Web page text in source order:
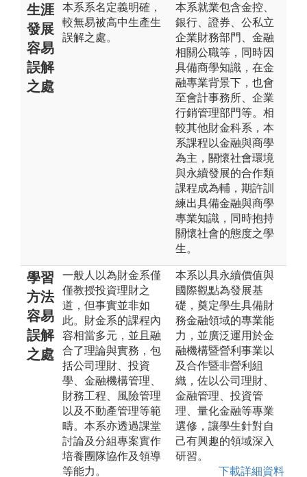
生涯
發展
容易
誤解
之處
本系系名定義明確，
較無易被高中生產生
誤解之處。
本系就業包含金控、
銀行、證券、公私立
企業財務部門、金融
相關公職等，同時因
具備商學知識，在金
融專業背景下，也會
至會計事務所、企業
行銷管理部門等。相
較其他財金科系，本
系課程以金融與商學
為主，關懷社會環境
與永續發展的合作類
課程成為輔，期許訓
練出具備金融與商學
專業知識，同時抱持
關懷社會的態度之學
生。
學習
方法
容易
誤解
之處
一般人以為財金系僅
僅教授投資理財之
道，但事實並非如
此。財金系的課程內
容相當多元，並且融
合了理論與實務，包
括公司理財、投資
學、金融機構管理、
財務工程、風險管理
以及不動產管理等範
疇。本系亦透過課堂
討論及分組專案實作
培養團隊協作及領導
等能力。
本系以具永續價值與
國際觀點為發展基
礎，奠定學生具備財
務金融領域的專業能
力，並廣泛運用於金
融機構暨營利事業以
及合作暨非營利組
織，佐以公司理財、
金融管理、投資管
理、量化金融等專業
選修，讓學生針對自
己有興趣的領域深入
研習。
下載詳細資料